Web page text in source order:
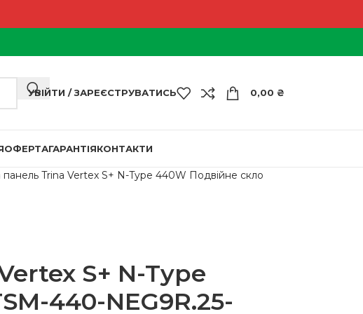
УВІЙТИ / ЗАРЕЄСТРУВАТИСЬ 0,00 ₴
ОФЕРТАГАРАНТІЯКОНТАКТИ
панель Trina Vertex S+ N-Type 440W Подвійне скло
S+ N-Type
440-NEG9R.25-